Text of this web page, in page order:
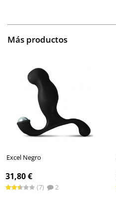
Más productos
Excel Negro
31,80 €
(7) 2